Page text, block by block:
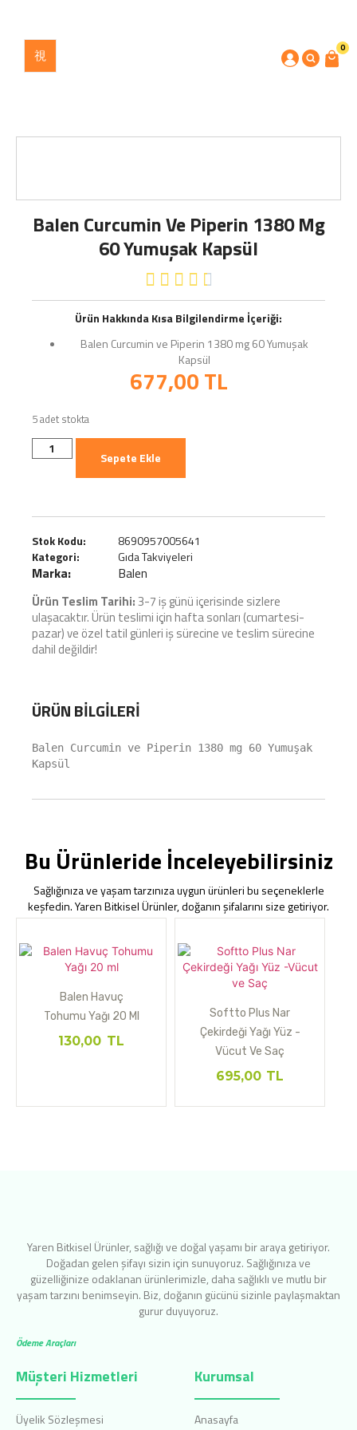
0
Balen Curcumin Ve Piperin 1380 Mg
60 Yumuşak Kapsül
    
Ürün Hakkında Kısa Bilgilendirme İçeriği:
Balen Curcumin ve Piperin 1380 mg 60 Yumuşak
Kapsül
677,00TL
5 adet stokta
Sepete Ekle
Stok Kodu:
8690957005641
Kategori:
Gıda Takviyeleri
Marka: Balen
Ürün Teslim Tarihi:3-7 iş günü içerisinde sizlere
ulaşacaktır. Ürün teslimi için hafta sonları (cumartesi-
pazar) ve özel tatil günleri iş sürecine ve teslim sürecine
dahil değildir!
ÜRÜN BILGILERI
Balen Curcumin ve Piperin 1380 mg 60 Yumuşak
Kapsül
Bu Ürünleride İnceleyebilirsiniz
Sağlığınıza ve yaşam tarzınıza uygun ürünleri bu seçeneklerle
keşfedin. Yaren Bitkisel Ürünler, doğanın şifalarını size getiriyor.
Balen Havuç
Tohumu Yağı 20 Ml
130,00 TL
Softto Plus Nar
Çekirdeği Yağı Yüz -
Vücut Ve Saç
695,00TL
Yaren Bitkisel Ürünler, sağlığı ve doğal yaşamı bir araya getiriyor.
Doğadan gelen şifayı sizin için sunuyoruz. Sağlığınıza ve
güzelliğinize odaklanan ürünlerimizle, daha sağlıklı ve mutlu bir
yaşam tarzını benimseyin. Biz, doğanın gücünü sizinle paylaşmaktan
gurur duyuyoruz.
Ödeme Araçları
Müşteri Hizmetleri
Üyelik Sözleşmesi
Kurumsal
Anasayfa